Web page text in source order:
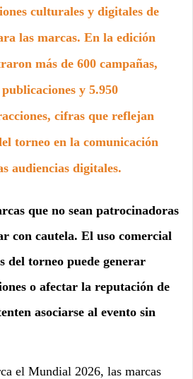
culturales y digitales de
las marcas. En la edición
más de 600 campañas,
y 5.950
cifras que reflejan
torneo en la comunicación
audiencias digitales.
que no sean patrocinadoras
con cautela. El uso comercial
del torneo puede generar
o afectar la reputación de
asociarse al evento sin
el Mundial 2026, las marcas